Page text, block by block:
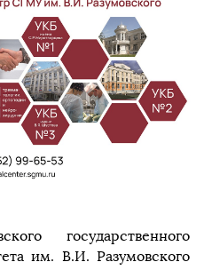
государственного
им. В.И. Разумовского